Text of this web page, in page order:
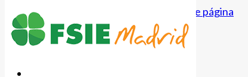
Saltar al contenido principal Saltar al pie de página